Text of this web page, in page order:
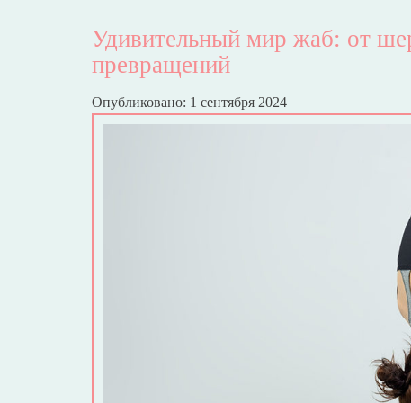
Удивительный мир жаб: от
превращений
Опубликовано: 1 сентября 2024